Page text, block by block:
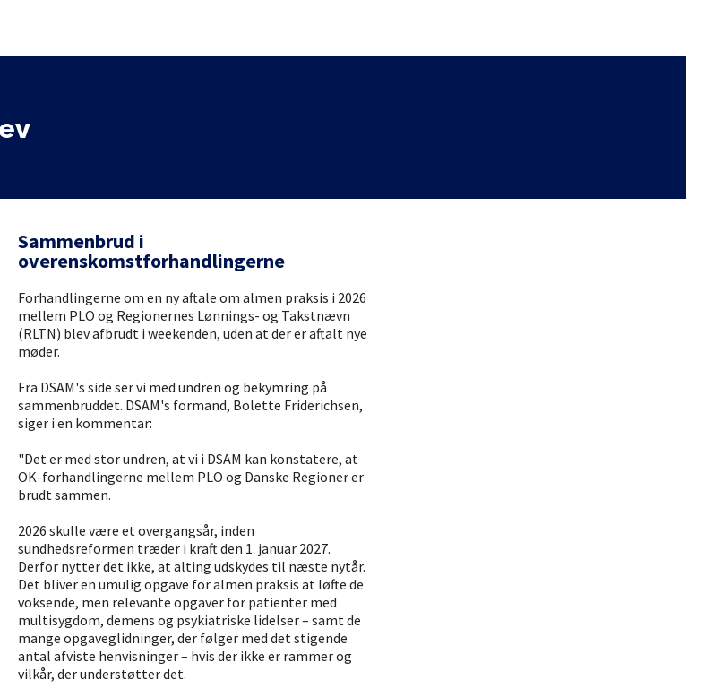
Sammenbrud i
overenskomstforhandlingerne
Forhandlingerne om en ny aftale om almen praksis i 2026
mellem PLO og Regionernes Lønnings- og Takstnævn
(RLTN) blev afbrudt i weekenden, uden at der er aftalt nye
møder.
Fra DSAM's side ser vi med undren og bekymring på
sammenbruddet. DSAM's formand, Bolette Friderichsen,
siger i en kommentar:
"Det er med stor undren, at vi i DSAM kan konstatere, at
OK-forhandlingerne mellem PLO og Danske Regioner er
brudt sammen.
2026 skulle være et overgangsår, inden
sundhedsreformen træder i kraft den 1. januar 2027.
Derfor nytter det ikke, at alting udskydes til næste nytår.
Det bliver en umulig opgave for almen praksis at løfte de
voksende, men relevante opgaver for patienter med
multisygdom, demens og psykiatriske lidelser – samt de
mange opgaveglidninger, der følger med det stigende
antal afviste henvisninger – hvis der ikke er rammer og
vilkår, der understøtter det.